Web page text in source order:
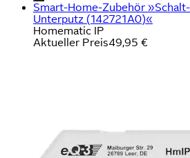
Smart-Home-Zubehör
Unterputz (142721A0)«
Homematic IP
Aktueller Preis49,95 €